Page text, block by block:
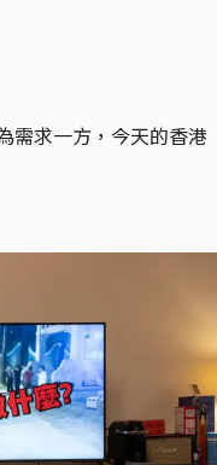
需求一方，今天的香港